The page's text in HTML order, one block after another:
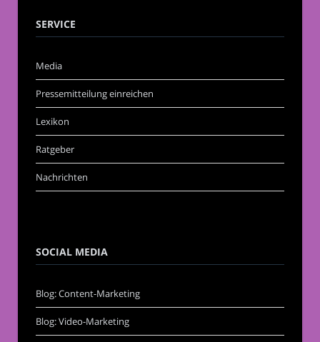
SERVICE
Media
Pressemitteilung einreichen
Lexikon
Ratgeber
Nachrichten
SOCIAL MEDIA
Blog: Content-Marketing
Blog: Video-Marketing